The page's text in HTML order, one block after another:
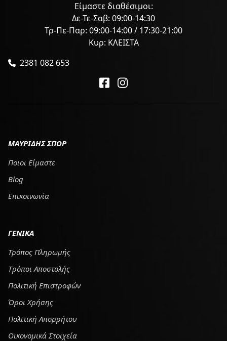
Είμαστε διαθέσιμοι:
Δε-Τε-Σαβ: 09:00-14:30
Τρ-Πε-Παρ: 09:00-14:00 / 17:30-21:00
Κυρ: ΚΛΕΙΣΤΑ
2381 082 653
ΜΑΥΡΙΔΗΣ ΣΠΟΡ
Ποιοι Είμαστε
Blog
Επικοινωνία
ΓΕΝΙΚΑ
Τρόπος Πληρωμής
Tρόποι Αποστολής
Πολιτική Επιστροφών
Όροι Χρήσης
Πολιτική Απορρήτου
Οικονομικά Στοιχεία